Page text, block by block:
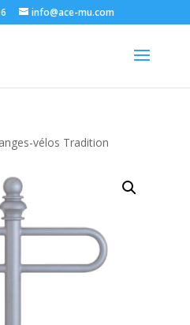
info@ace-mu.com
vélos Tradition